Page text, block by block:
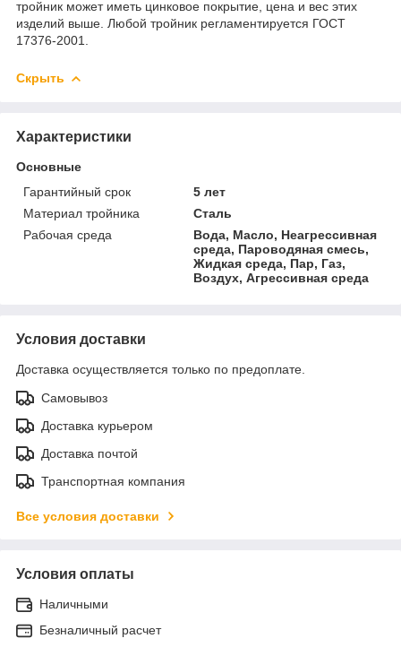
тройник может иметь цинковое покрытие, цена и вес этих
изделий выше. Любой тройник регламентируется ГОСТ
17376-2001.
Скрыть
Характеристики
Основные
Гарантийный срок
5 лет
Материал тройника
Сталь
Рабочая среда
Вода, Масло, Неагрессивная
среда, Пароводяная смесь,
Жидкая среда, Пар, Газ,
Воздух, Агрессивная среда
Условия доставки
Доставка осуществляется только по предоплате.
Самовывоз
Доставка курьером
Доставка почтой
Транспортная компания
Все условия доставки
Условия оплаты
Наличными
Безналичный расчет